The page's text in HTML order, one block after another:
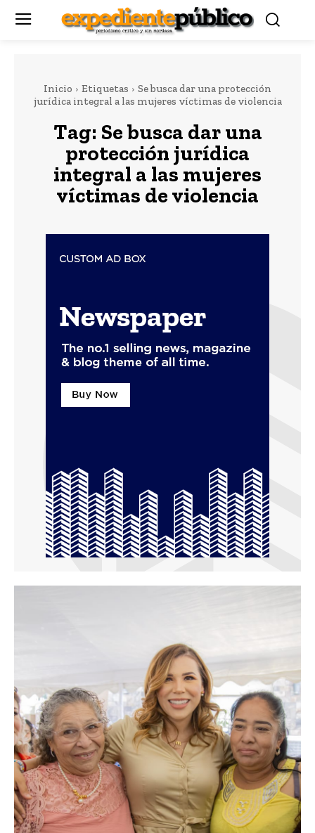
Inicio Etiquetas
Se busca dar una protección
jurídica integral a las mujeres víctimas de violencia
Tag: Se busca dar una
protección jurídica
integral a las mujeres
víctimas de violencia